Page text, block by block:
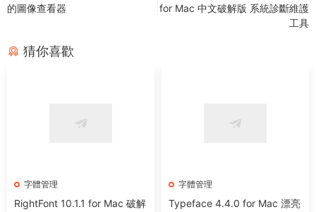
的圖像查看器
for Mac 中文破解版 系統診斷維護
工具
猜你喜歡
字體管理
RightFont 10.1.1 for Mac 破解
字體管理
Typeface 4.4.0 for Mac 漂亮